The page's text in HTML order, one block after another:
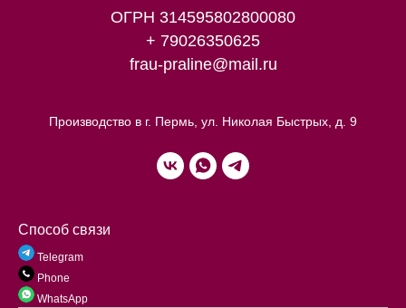
ОГРН 314595802800080
+ 79026350625
frau-praline@mail.ru
Производство в г. Пермь, ул. Николая Быстрых, д. 9
Способ связи
Telegram
Phone
WhatsApp